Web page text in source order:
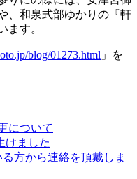
、和泉式部ゆかりの『軒
ます。
blog/01273.html 」を
について
けました
方から連絡を頂戴しま